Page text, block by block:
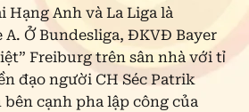
Hạng Anh và La Liga là
A. Ở Bundesliga, ĐKVĐ Bayer
Freiburg trên sân nhà với tỉ
đạo người CH Séc Patrik
cạnh pha lập công của